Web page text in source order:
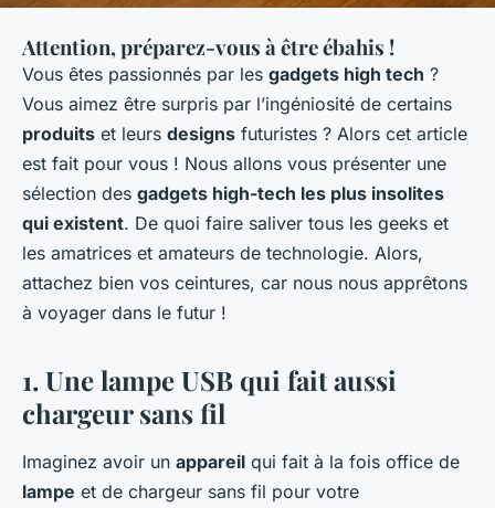
Attention, préparez-vous à être ébahis !
Vous êtes passionnés par les gadgets high tech ?
Vous aimez être surpris par l’ingéniosité de certains
produits et leurs designs futuristes ? Alors cet article
est fait pour vous ! Nous allons vous présenter une
sélection des gadgets high-tech les plus insolites
qui existent. De quoi faire saliver tous les geeks et
les amatrices et amateurs de technologie. Alors,
attachez bien vos ceintures, car nous nous apprêtons
à voyager dans le futur !
1. Une lampe USB qui fait aussi
chargeur sans fil
Imaginez avoir un appareil qui fait à la fois office de
lampe et de chargeur sans fil pour votre